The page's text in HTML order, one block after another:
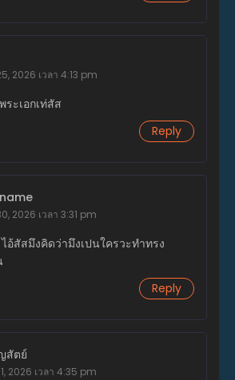
2026 เวลา 4:13 pm
ะเอกเท่สัส
Reply
2026 เวลา 3:31 pm
อ้สัสมึงคิดว่ามึงเปนใครวะทำทรง
Reply
สัตย์
2026 เวลา 4:35 pm